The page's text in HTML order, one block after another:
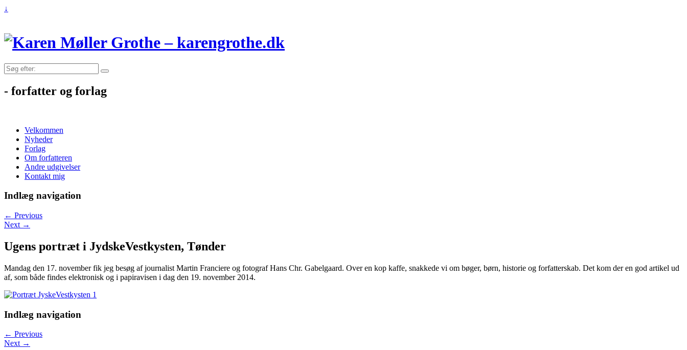
↓
Søg
efter:
- forfatter og forlag
Velkommen
Nyheder
Forlag
Om forfatteren
Andre udgivelser
Kontakt mig
Indlæg navigation
← Previous
Next →
Ugens portræt i JydskeVestkysten, Tønder
Mandag den 17. november fik jeg besøg af journalist Martin Franciere og fotograf Hans Chr. Gabelgaard. Over en kop kaffe, snakkede vi om bøger, børn, historie og forfatterskab. Det kom der en god artikel ud
af, som både findes elektronisk og i papiravisen i dag den 19. november 2014.
Indlæg navigation
← Previous
Next →